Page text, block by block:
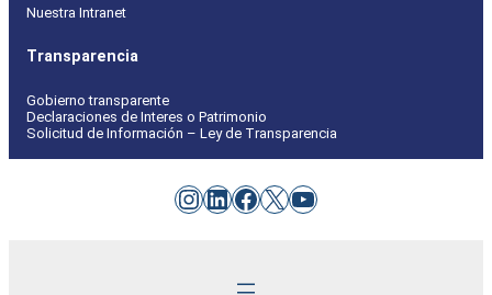
Nuestra Intranet
Transparencia
Gobierno transparente
Declaraciones de Interes o Patrimonio
Solicitud de Información – Ley de Transparencia
Instagram
LinkedIn
Facebook
X YouTube